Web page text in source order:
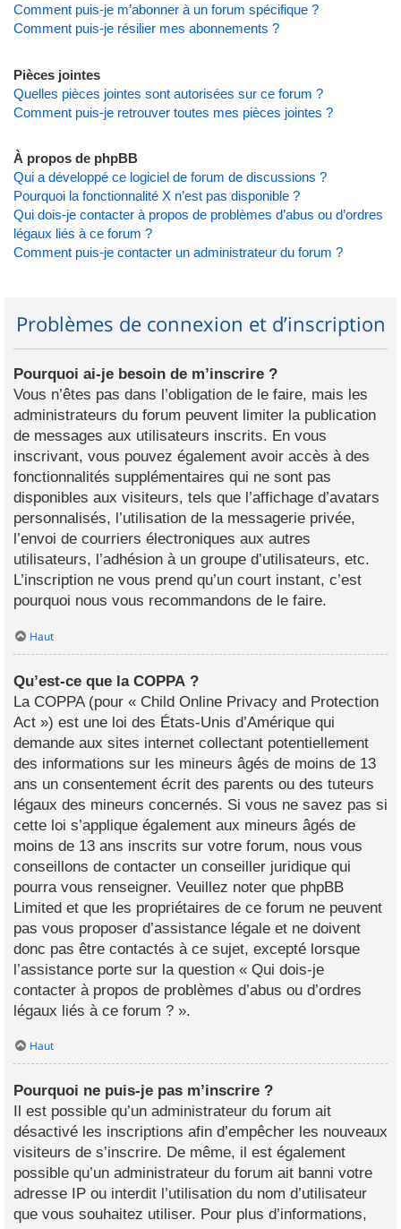
Comment puis-je m’abonner à un forum spécifique ?
Comment puis-je résilier mes abonnements ?
Pièces jointes
Quelles pièces jointes sont autorisées sur ce forum ?
Comment puis-je retrouver toutes mes pièces jointes ?
À propos de phpBB
Qui a développé ce logiciel de forum de discussions ?
Pourquoi la fonctionnalité X n’est pas disponible ?
Qui dois-je contacter à propos de problèmes d’abus ou d’ordres
légaux liés à ce forum ?
Comment puis-je contacter un administrateur du forum ?
Problèmes de connexion et d’inscription
Pourquoi ai-je besoin de m’inscrire ?
Vous n’êtes pas dans l’obligation de le faire, mais les
administrateurs du forum peuvent limiter la publication
de messages aux utilisateurs inscrits. En vous
inscrivant, vous pouvez également avoir accès à des
fonctionnalités supplémentaires qui ne sont pas
disponibles aux visiteurs, tels que l’affichage d’avatars
personnalisés, l’utilisation de la messagerie privée,
l’envoi de courriers électroniques aux autres
utilisateurs, l’adhésion à un groupe d’utilisateurs, etc.
L’inscription ne vous prend qu’un court instant, c’est
pourquoi nous vous recommandons de le faire.
Haut
Qu’est-ce que la COPPA ?
La COPPA (pour « Child Online Privacy and Protection
Act ») est une loi des États-Unis d’Amérique qui
demande aux sites internet collectant potentiellement
des informations sur les mineurs âgés de moins de 13
ans un consentement écrit des parents ou des tuteurs
légaux des mineurs concernés. Si vous ne savez pas si
cette loi s’applique également aux mineurs âgés de
moins de 13 ans inscrits sur votre forum, nous vous
conseillons de contacter un conseiller juridique qui
pourra vous renseigner. Veuillez noter que phpBB
Limited et que les propriétaires de ce forum ne peuvent
pas vous proposer d’assistance légale et ne doivent
donc pas être contactés à ce sujet, excepté lorsque
l’assistance porte sur la question « Qui dois-je
contacter à propos de problèmes d’abus ou d’ordres
légaux liés à ce forum ? ».
Haut
Pourquoi ne puis-je pas m’inscrire ?
Il est possible qu’un administrateur du forum ait
désactivé les inscriptions afin d’empêcher les nouveaux
visiteurs de s’inscrire. De même, il est également
possible qu’un administrateur du forum ait banni votre
adresse IP ou interdit l’utilisation du nom d’utilisateur
que vous souhaitez utiliser. Pour plus d’informations,